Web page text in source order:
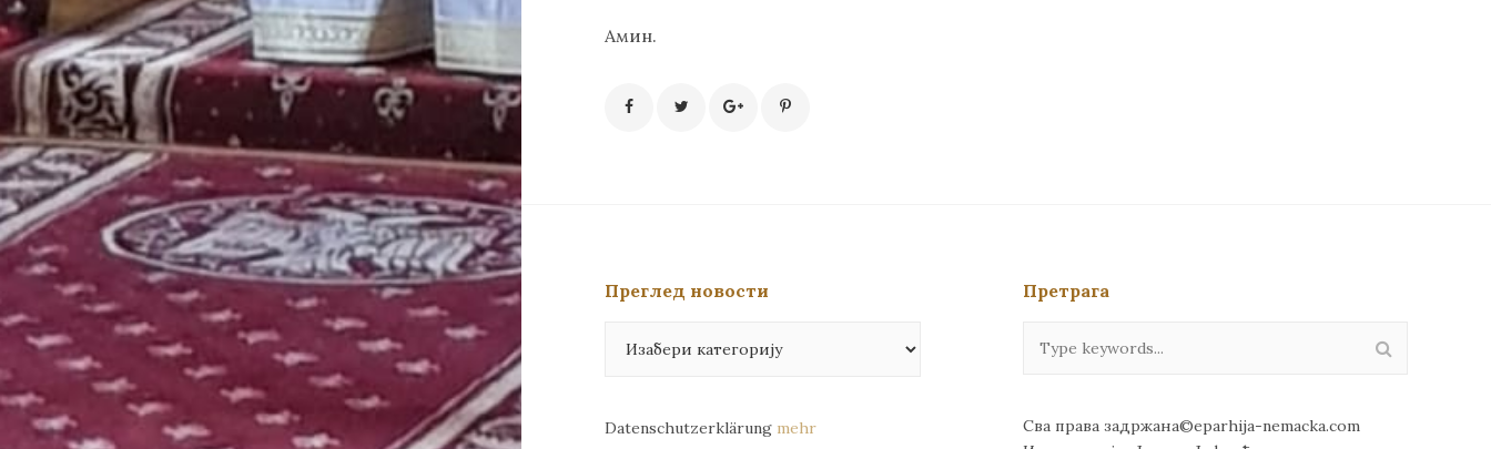
Амин.
Преглед новости
новости
Datenschutzerklärung mehr
Претрага
Сва права задржана©eparhija-nemacka.com